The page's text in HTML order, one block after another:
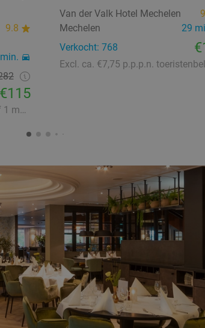
9.8
€115
Toeristenbelasting: €3,39 (vanaf 1 maart 2026: €3,58)
Van der Valk Hotel Mechelen
Mechelen
29
Verkocht: 768